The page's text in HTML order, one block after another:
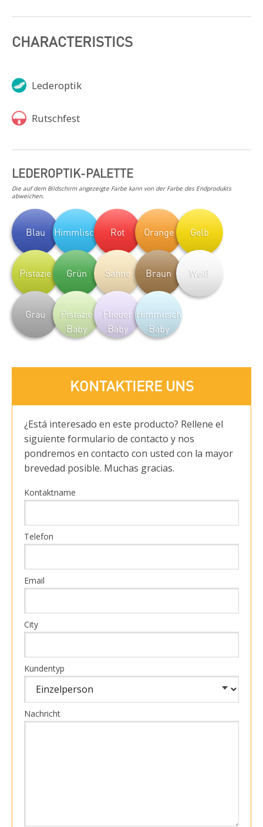
CHARACTERISTICS
Lederoptik
Rutschfest
LEDEROPTIK-PALETTE
Die auf dem Bildschirm angezeigte Farbe kann von der Farbe des Endprodukts
abweichen.
Blau Himmlisch Rot Orange Gelb
Pistazie Grün Sahne Braun Weiß
Grau
Pistazie
Baby
Flieder
Baby
Himmlisch
Baby
KONTAKTIERE UNS
¿Está interesado en este producto? Rellene el
siguiente formulario de contacto y nos
pondremos en contacto con usted con la mayor
brevedad posible. Muchas gracias.
Kontaktname
Telefon
Email
City
Kundentyp
Nachricht